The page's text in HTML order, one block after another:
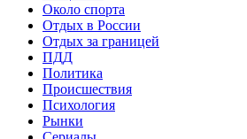
Около спорта
Отдых в России
Отдых за границей
ПДД
Политика
Происшествия
Психология
Рынки